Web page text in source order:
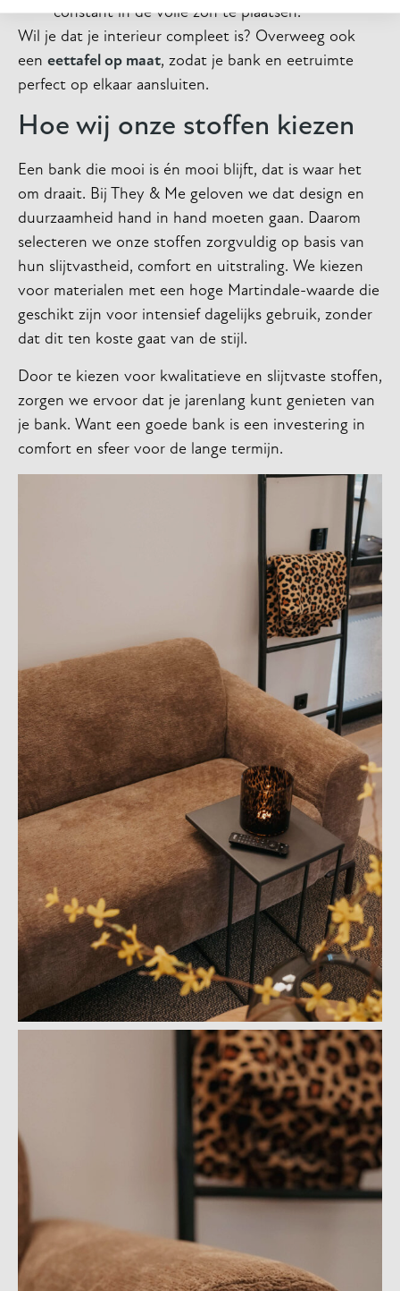
constant in de volle zon te plaatsen.
Wil je dat je interieur compleet is? Overweeg ook
een eettafel op maat, zodat je bank en eetruimte
perfect op elkaar aansluiten.
Hoe wij onze stoffen kiezen
Een bank die mooi is én mooi blijft, dat is waar het
om draait. Bij They & Me geloven we dat design en
duurzaamheid hand in hand moeten gaan. Daarom
selecteren we onze stoffen zorgvuldig op basis van
hun slijtvastheid, comfort en uitstraling. We kiezen
voor materialen met een hoge Martindale-waarde die
geschikt zijn voor intensief dagelijks gebruik, zonder
dat dit ten koste gaat van de stijl.
Door te kiezen voor kwalitatieve en slijtvaste stoffen,
zorgen we ervoor dat je jarenlang kunt genieten van
je bank. Want een goede bank is een investering in
comfort en sfeer voor de lange termijn.